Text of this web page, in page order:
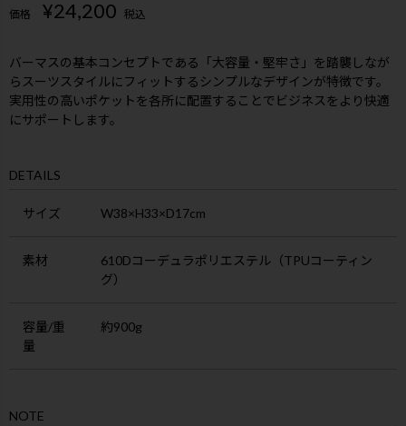
価格 ¥24,200 税込
バーマスの基本コンセプトである「大容量・堅牢さ」を踏襲しなが
らスーツスタイルにフィットするシンプルなデザインが特徴です。
実用性の高いポケットを各所に配置することでビジネスをより快適
にサポートします。
DETAILS
サイズ W38×H33×D17cm
素材
610Dコーデュラポリエステル（TPUコーティン
グ）
容量/重
量
約900g
NOTE